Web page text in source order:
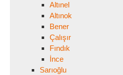
Altınel
Altınok
Bener
Çalışır
Fındık
İnce
Sarıoğlu